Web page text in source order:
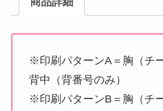
※印刷パターンA＝胸（チ
背中（背番号のみ）
※印刷パターンB＝胸（チ